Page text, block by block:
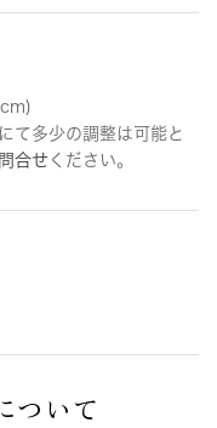
て多少の調整は可能と
合せ ください。
ついて